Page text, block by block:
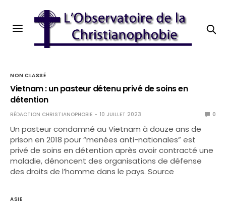
NON CLASSÉ
Vietnam : un pasteur détenu privé de soins en
détention
RÉDACTION CHRISTIANOPHOBIE 10 JUILLET 2023 0
Un pasteur condamné au Vietnam à douze ans de
prison en 2018 pour “menées anti-nationales” est
privé de soins en détention après avoir contracté une
maladie, dénoncent des organisations de défense
des droits de l’homme dans le pays. Source
ASIE